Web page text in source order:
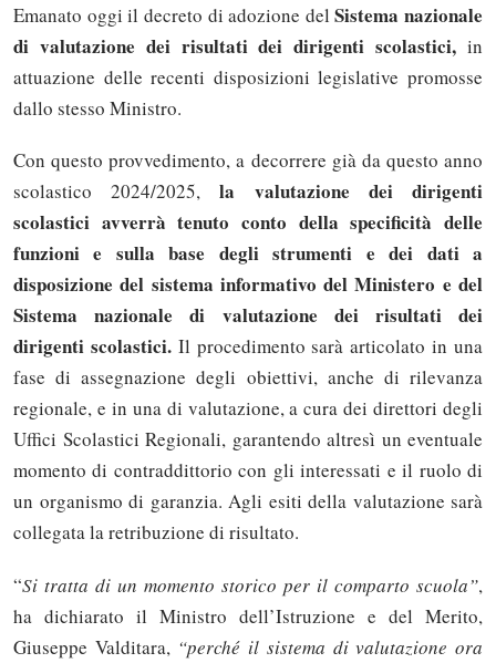
Emanato oggi il decreto di adozione delSistema nazionale
di valutazione dei risultati dei dirigenti scolastici, in
attuazione delle recenti disposizioni legislative promosse
dallo stesso Ministro.
Con questo provvedimento, a decorrere già da questo anno
scolastico 2024/2025, la valutazione dei dirigenti
scolastici avverrà tenuto conto della specificità delle
funzioni e sulla base degli strumenti e dei dati a
disposizione del sistema informativo del Ministero e del
Sistema nazionale di valutazione dei risultati dei
dirigenti scolastici.Il procedimento sarà articolato in una
fase di assegnazione degli obiettivi, anche di rilevanza
regionale, e in una di valutazione, a cura dei direttori degli
Uffici Scolastici Regionali, garantendo altresì un eventuale
momento di contraddittorio con gli interessati e il ruolo di
un organismo di garanzia. Agli esiti della valutazione sarà
collegata la retribuzione di risultato.
“Si tratta di un momento storico per il comparto scuola”,
ha dichiarato il Ministro dell’Istruzione e del Merito,
Giuseppe Valditara, “perché il sistema di valutazione ora